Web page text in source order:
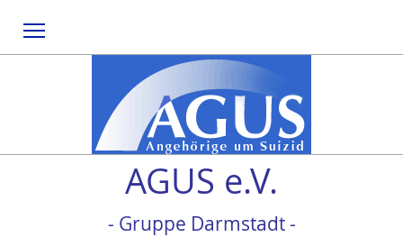
AGUS e.V.
- Gruppe Darmstadt -